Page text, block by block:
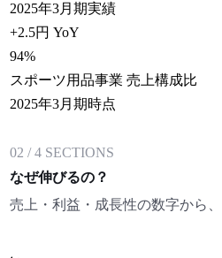
2025年3月期実績
+2.5円 YoY
94%
スポーツ用品事業 売上構成比
2025年3月期時点
02 /4 SECTIONS
なぜ伸びるの？
売上・利益・成長性の数字から